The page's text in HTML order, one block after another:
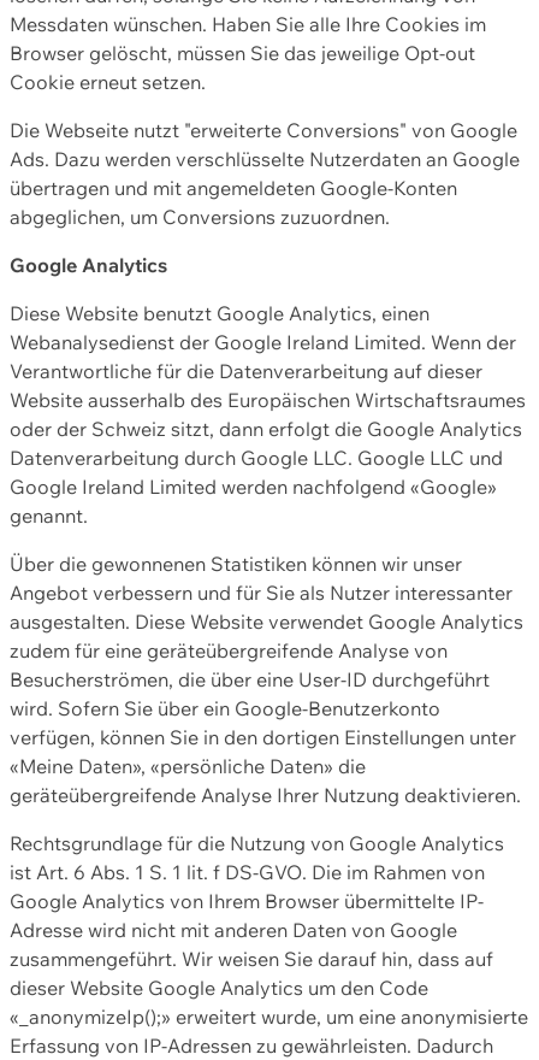
Messdaten wünschen. Haben Sie alle Ihre Cookies im
Browser gelöscht, müssen Sie das jeweilige Opt-out
Cookie erneut setzen.
Die Webseite nutzt "erweiterte Conversions" von Google
Ads. Dazu werden verschlüsselte Nutzerdaten an Google
übertragen und mit angemeldeten Google-Konten
abgeglichen, um Conversions zuzuordnen.
Google Analytics
Diese Website benutzt Google Analytics, einen
Webanalysedienst der Google Ireland Limited. Wenn der
Verantwortliche für die Datenverarbeitung auf dieser
Website ausserhalb des Europäischen Wirtschaftsraumes
oder der Schweiz sitzt, dann erfolgt die Google Analytics
Datenverarbeitung durch Google LLC. Google LLC und
Google Ireland Limited werden nachfolgend «Google»
genannt.
Über die gewonnenen Statistiken können wir unser
Angebot verbessern und für Sie als Nutzer interessanter
ausgestalten. Diese Website verwendet Google Analytics
zudem für eine geräteübergreifende Analyse von
Besucherströmen, die über eine User-ID durchgeführt
wird. Sofern Sie über ein Google-Benutzerkonto
verfügen, können Sie in den dortigen Einstellungen unter
«Meine Daten», «persönliche Daten» die
geräteübergreifende Analyse Ihrer Nutzung deaktivieren.
Rechtsgrundlage für die Nutzung von Google Analytics
ist Art. 6 Abs. 1 S. 1 lit. f DS-GVO. Die im Rahmen von
Google Analytics von Ihrem Browser übermittelte IP-
Adresse wird nicht mit anderen Daten von Google
zusammengeführt. Wir weisen Sie darauf hin, dass auf
dieser Website Google Analytics um den Code
«_anonymizeIp();» erweitert wurde, um eine anonymisierte
Erfassung von IP-Adressen zu gewährleisten. Dadurch